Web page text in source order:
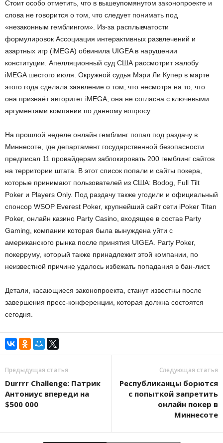
Стоит особо отметить, что в вышеупомянутом законопроекте и
слова не говорится о том, что следует понимать под
«незаконным гемблингом». Из-за расплывчатости
формулировок Ассоциация интерактивных развлечений и
азартных игр (iMEGA) обвинила UIGEA в нарушении
конституции. Апелляционный суд США рассмотрит жалобу
iMEGA шестого июля. Окружной судья Мэри Ли Купер в марте
этого года сделала заявление о том, что несмотря на то, что
она признаёт авторитет iMEGA, она не согласна с ключевыми
аргументами компании по данному вопросу.
На прошлой неделе онлайн гемблинг попал под раздачу в
Миннесоте, где департамент государственной безопасности
предписал 11 провайдерам заблокировать 200 гемблинг сайтов
на территории штата. В этот список попали и сайты покера,
которые принимают пользователей из США: Bodog, Full Tilt
Poker и Players Only. Под раздачу также угодили и официальный
спонсор WSOP Everest Poker, крупнейший сайт сети iPoker Titan
Poker, онлайн казино Party Casino, входящее в состав Party
Gaming, компании которая была вынуждена уйти с
американского рынка после принятия UIGEA. Party Poker,
покерруму, который также принадлежит этой компании, по
неизвестной причине удалось избежать попадания в бан-лист.
Детали, касающиеся законопроекта, станут известны после
завершения пресс-конференции, которая должна состоятся
сегодня.
Предыдущая статья
Durrrr Challenge: Патрик
Антониус впереди на
$500 000
Следующая статья
Республиканцы борются
с попыткой запретить
онлайн покер в
Миннесоте